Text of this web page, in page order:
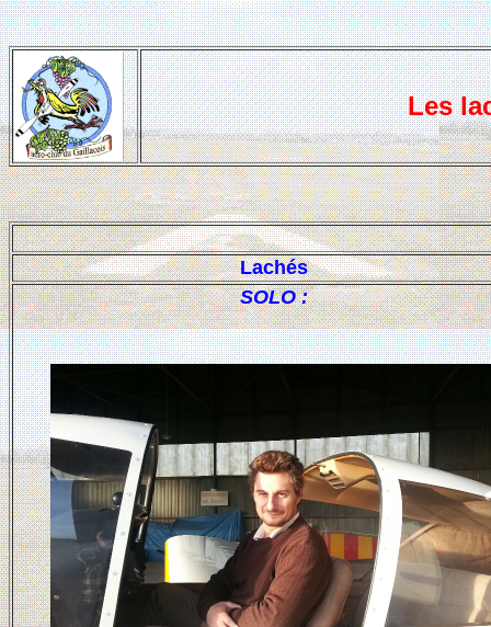
Les
Lachés
SOLO :